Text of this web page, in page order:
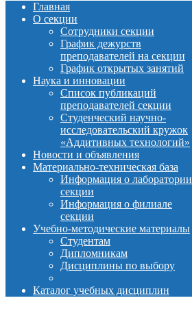
Главная
О секции
Сотрудники секции
График дежурств
преподавателей на секции
График открытых занятий
Наука и инновации
Список публикаций
преподавателей секции
Студенческий научно-
исследовательский кружок
«Аддитивных технологий»
Новости и объявления
Материально-техническая база
Информация о лаборатории
секции
Информация о филиале
секции
Учебно-методические материалы
Студентам
Дипломникам
Дисциплины по выбору
Каталог учебных дисциплин